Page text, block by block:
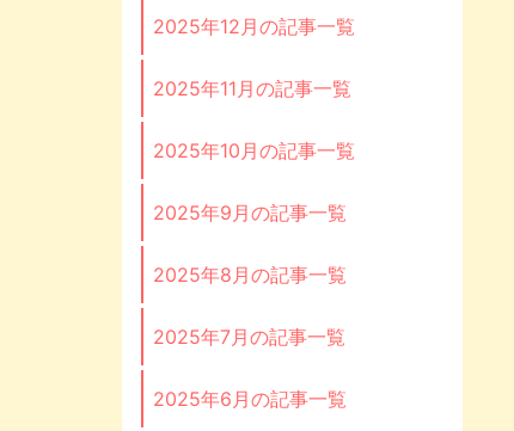
2025年12月の記事一覧
2025年11月の記事一覧
2025年10月の記事一覧
2025年9月の記事一覧
2025年8月の記事一覧
2025年7月の記事一覧
2025年6月の記事一覧